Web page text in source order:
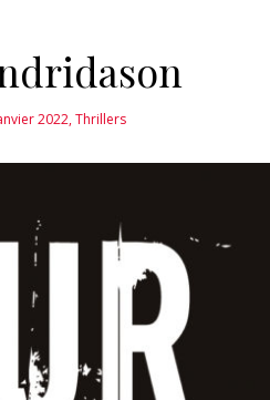
2022,Thrillers